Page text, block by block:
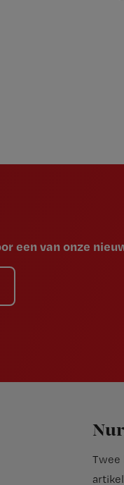
een van onze
Twee